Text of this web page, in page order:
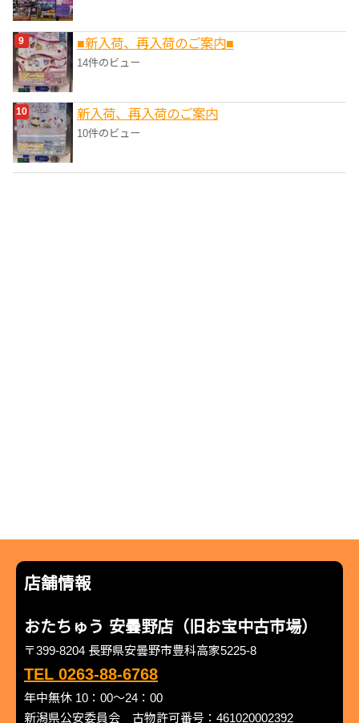
■新入荷、再入荷のご案内■
14件のビュー
新入荷、再入荷のご案内
10件のビュー
店舗情報
おたちゅう 安曇野店（旧お宝中古市場）
〒399-8204 長野県安曇野市豊科高家5225-8
TEL 0263-88-6768
年中無休 10：00～24：00
新潟県公安委員会 古物許可番号：461020002392